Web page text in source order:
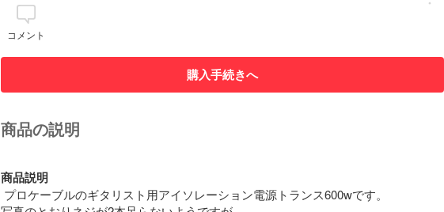
コメント
購入手続きへ
商品の説明
商品説明
プロケーブルのギタリスト用アイソレーション電源トランス600wです。